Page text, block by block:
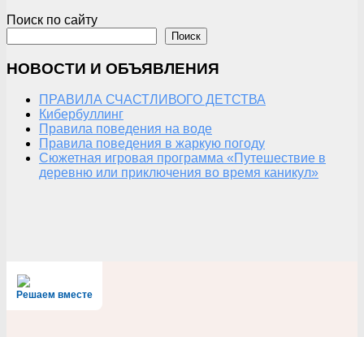
Поиск по сайту
Поиск
НОВОСТИ И ОБЪЯВЛЕНИЯ
ПРАВИЛА СЧАСТЛИВОГО ДЕТСТВА
Кибербуллинг
Правила поведения на воде
Правила поведения в жаркую погоду
Сюжетная игровая программа «Путешествие в
деревню или приключения во время каникул»
Решаем вместе